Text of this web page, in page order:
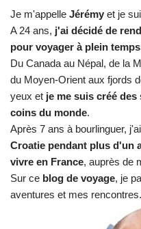
Je m'appelle Jérémy et je
A 24 ans, j'ai décidé de
pour voyager à plein temps
Du Canada au Népal, de la
du Moyen-Orient aux fjords
yeux et je me suis créé
coins du monde.
Après 7 ans à bourlinguer,
Croatie pendant plus d'un
vivre en France, auprès de
Sur ce blog de voyage, je
aventures et mes